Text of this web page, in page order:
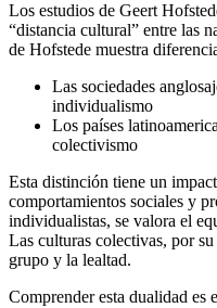
Los estudios de Geert
“distancia cultural” entre las
de Hofstede muestra
Las sociedades
individualismo
Los países
colectivismo
Esta distinción tiene un
comportamientos sociales y
individualistas, se valora el
Las culturas colectivas, por
grupo y la lealtad.
Comprender esta dualidad es